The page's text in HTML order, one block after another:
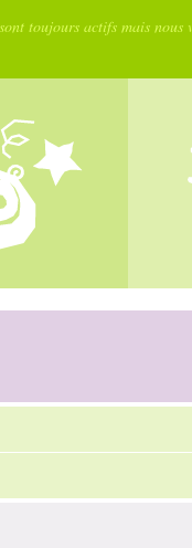
toujours actifs mais